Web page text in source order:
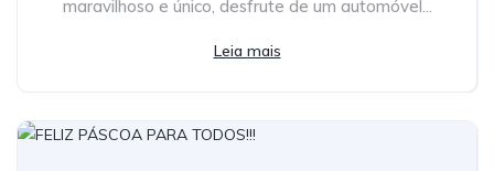
maravilhoso e único, desfrute de um automóvel...
Leia mais